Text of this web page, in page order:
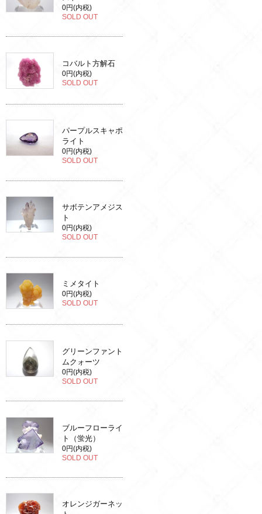
0円(内税)
SOLD OUT
コバルト方解石
0円(内税)
SOLD OUT
パープルスキャポ
ライト
0円(内税)
SOLD OUT
サボテンアメジス
ト
0円(内税)
SOLD OUT
ミメタイト
0円(内税)
SOLD OUT
グリーンファント
ムクォーツ
0円(内税)
SOLD OUT
ブルーフローライ
ト（蛍光）
0円(内税)
SOLD OUT
オレンジガーネッ